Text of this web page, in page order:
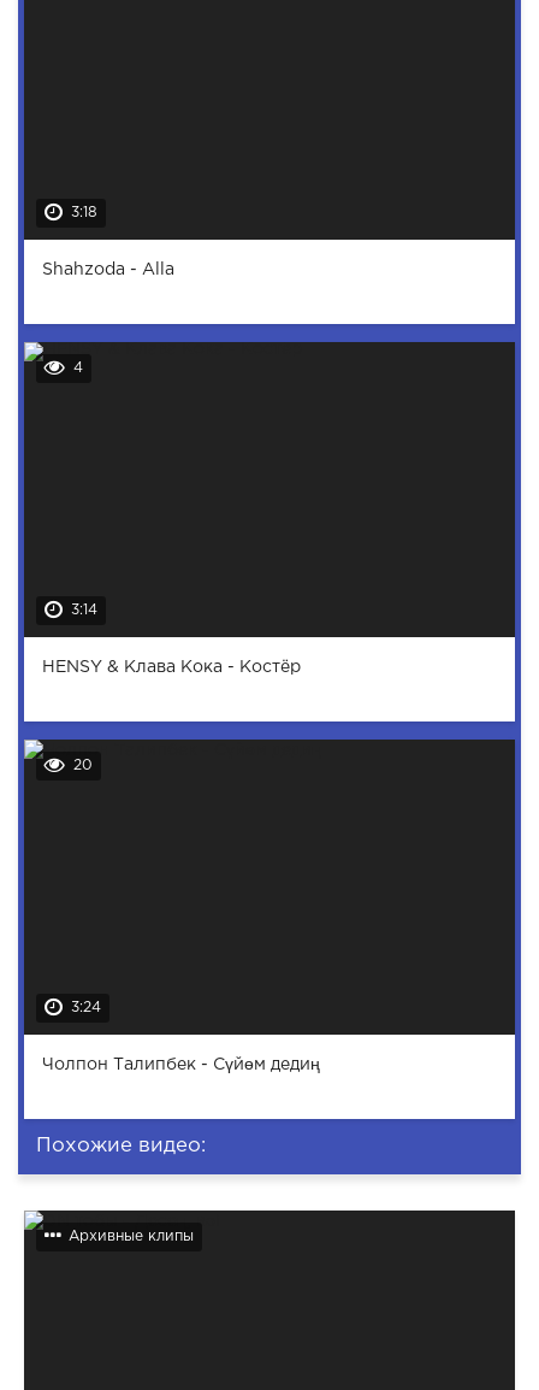
3:18
Shahzoda - Alla
4
3:14
HENSY & Клава Кока - Костёр
20
3:24
Чолпон Талипбек - Сүйөм дедиң
Похожие видео:
Архивные клипы